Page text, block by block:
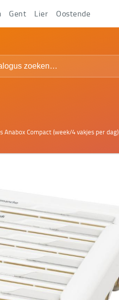
Anabox Compact (week/4 vakjes per dag)
Gent Lier Oostende